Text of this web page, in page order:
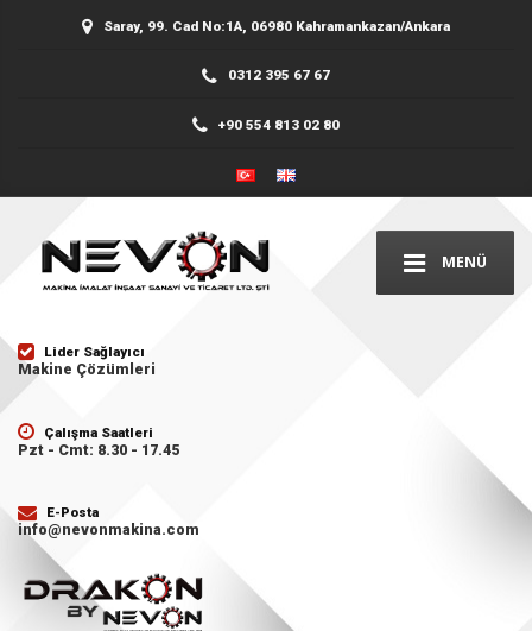
Saray, 99. Cad No:1A, 06980 Kahramankazan/Ankara
0312 395 67 67
+90 554 813 02 80
MENÜ
Lider Sağlayıcı
Makine Çözümleri
Çalışma Saatleri
Pzt - Cmt: 8.30 - 17.45
E-Posta
info@nevonmakina.com